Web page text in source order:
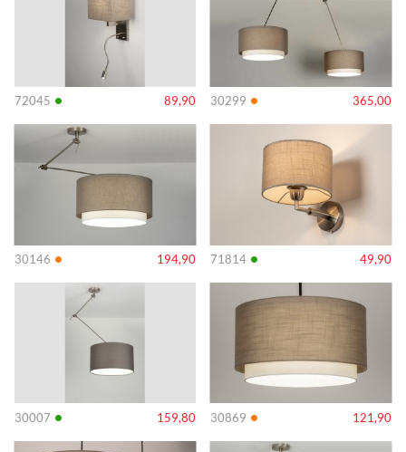
72045 • 89,90 30299 • 365,00
30146 • 194,90
Info
71814 • 49,90
Info
30007 • 159,80
Info
30869 • 121,90
Info
Info Info